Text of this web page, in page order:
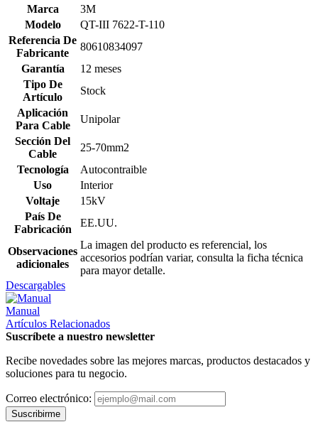
Marca
3M
Modelo
QT-III 7622-T-110
Referencia De
Fabricante
80610834097
Garantía
12 meses
Tipo De
Artículo
Stock
Aplicación
Para Cable
Unipolar
Sección Del
Cable
25-70mm2
Tecnología
Autocontraible
Uso
Interior
Voltaje
15kV
País De
Fabricación
EE.UU.
Observaciones
adicionales
La imagen del producto es referencial, los
accesorios podrían variar, consulta la ficha técnica
para mayor detalle.
Descargables
Manual
Artículos Relacionados
Suscríbete a nuestro newsletter
Recibe novedades sobre las mejores marcas, productos destacados y
soluciones para tu negocio.
Correo electrónico:
Suscribirme